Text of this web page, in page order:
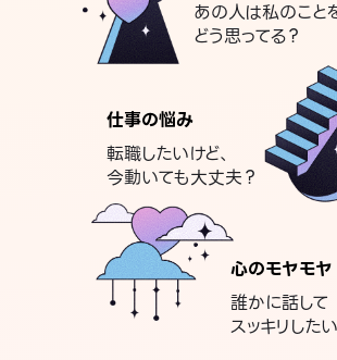
あの人は私のこと
どう思ってる？
仕事の悩み
転職したいけど、
今動いても大丈夫？
心のモヤモヤ
誰かに話して
スッキリした